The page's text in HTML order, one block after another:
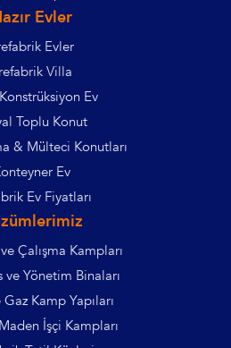
Evler
Evler
Villa
Ev
Toplu Konut
& Mülteci Konutları
Ev
Ev Fiyatları
Çalışma Kampları
Yönetim Binaları
Kamp Yapıları
İşçi Kampları